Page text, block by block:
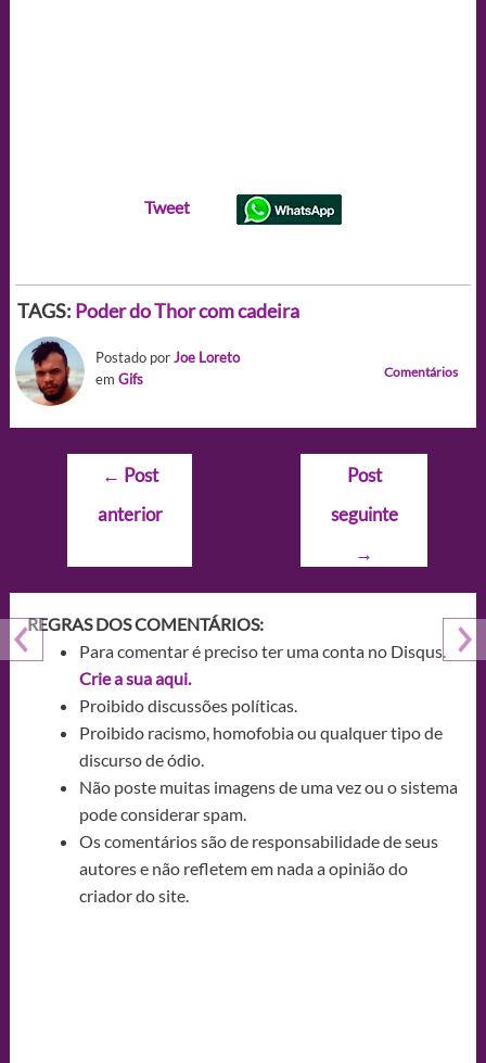
Tweet
TAGS: Poder do Thor com cadeira
Postado porJoe Loreto
em Gifs Comentários
Navegação
Post
← Post
anterior
Post
seguinte
→
REGRAS DOS COMENTÁRIOS:
Para comentar é preciso ter uma conta no Disqus.
Crie a sua aqui.
Proibido discussões políticas.
Proibido racismo, homofobia ou qualquer tipo de
discurso de ódio.
Não poste muitas imagens de uma vez ou o sistema
pode considerar spam.
Os comentários são de responsabilidade de seus
autores e não refletem em nada a opinião do
criador do site.